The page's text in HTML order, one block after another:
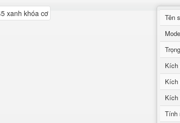
Tên
Kích
Kích
Kích
Tính